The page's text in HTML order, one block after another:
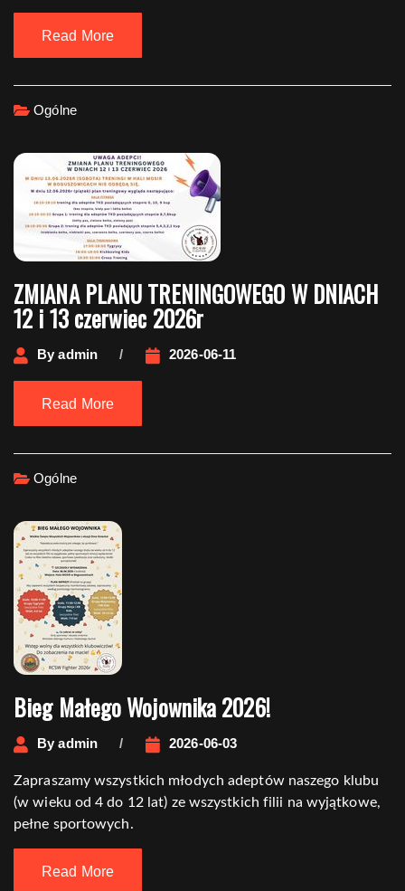
Read More
Ogólne
ZMIANA PLANU TRENINGOWEGO W DNIACH
12 i 13 czerwiec 2026r
Byadmin 2026-06-11
Read More
Ogólne
Bieg Małego Wojownika 2026!
Byadmin 2026-06-03
Zapraszamy wszystkich młodych adeptów naszego klubu
(w wieku od 4 do 12 lat) ze wszystkich filii na wyjątkowe,
pełne sportowych.
Read More